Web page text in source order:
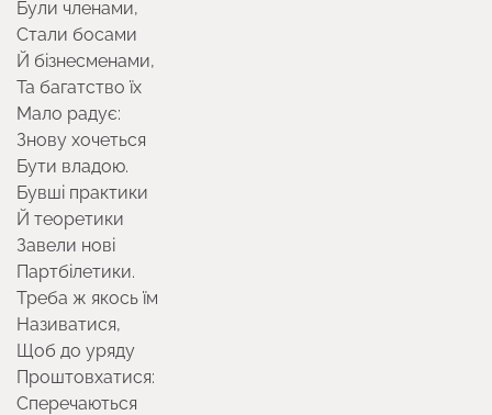
Були членами,
Стали босами
Й бізнесменами,
Та багатство їх
Мало радує:
Знову хочеться
Бути владою.
Бувші практики
Й теоретики
Завели нові
Партбілетики.
Треба ж якось їм
Називатися,
Щоб до уряду
Проштовхатися:
Сперечаються